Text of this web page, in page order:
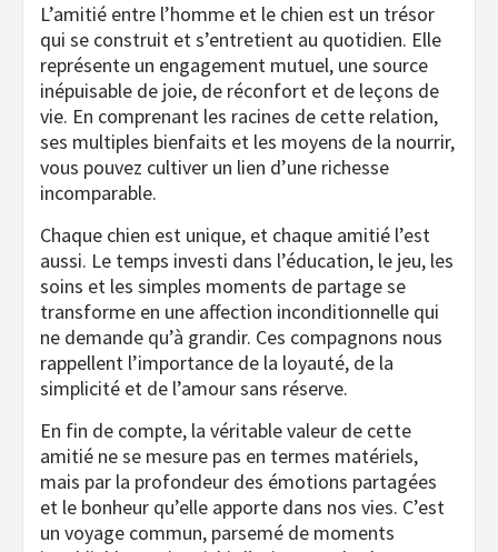
L’amitié entre l’homme et le chien est un trésor
qui se construit et s’entretient au quotidien. Elle
représente un engagement mutuel, une source
inépuisable de joie, de réconfort et de leçons de
vie. En comprenant les racines de cette relation,
ses multiples bienfaits et les moyens de la nourrir,
vous pouvez cultiver un lien d’une richesse
incomparable.
Chaque chien est unique, et chaque amitié l’est
aussi. Le temps investi dans l’éducation, le jeu, les
soins et les simples moments de partage se
transforme en une affection inconditionnelle qui
ne demande qu’à grandir. Ces compagnons nous
rappellent l’importance de la loyauté, de la
simplicité et de l’amour sans réserve.
En fin de compte, la véritable valeur de cette
amitié ne se mesure pas en termes matériels,
mais par la profondeur des émotions partagées
et le bonheur qu’elle apporte dans nos vies. C’est
un voyage commun, parsemé de moments